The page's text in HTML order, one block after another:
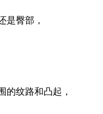
是臀部，
的纹路和凸起，